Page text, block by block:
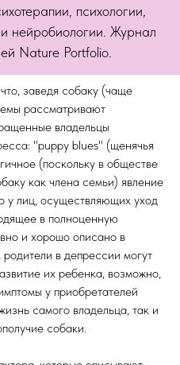
психологии,
нейробиологии. Журнал
Nature Portfolio.
заведя собаку (чаще
рассматривают
владельцы
"puppy blues" (щенячья
(поскольку в обществе
как члена семьи) явление
у лиц, осуществляющих уход
в полноценную
и хорошо описано в
в депрессии могут
их ребенка, возможно,
у приобретателей
самого владельца, так и
собаки.